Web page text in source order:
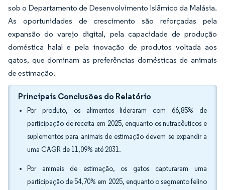
sob o Departamento de Desenvolvimento Islâmico da Malásia.
As oportunidades de crescimento são reforçadas pela
expansão do varejo digital, pela capacidade de produção
doméstica halal e pela inovação de produtos voltada aos
gatos, que dominam as preferências domésticas de animais
de estimação.
Principais Conclusões do Relatório
Por produto, os alimentos lideraram com 66,85% de
participação de receita em 2025, enquanto os nutracêuticos e
suplementos para animais de estimação devem se expandir a
uma CAGR de 11,09% até 2031.
Por animais de estimação, os gatos capturaram uma
participação de 54,70% em 2025, enquanto o segmento felino